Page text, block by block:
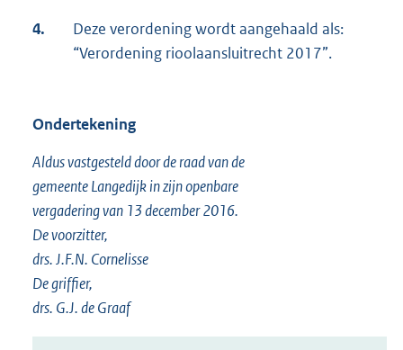
4.
Deze verordening wordt aangehaald als:
“Verordening rioolaansluitrecht 2017”.
Ondertekening
Aldus vastgesteld door de raad van de
gemeente Langedijk in zijn openbare
vergadering van 13 december 2016.
De voorzitter,
drs. J.F.N. Cornelisse
De griffier,
drs. G.J. de Graaf